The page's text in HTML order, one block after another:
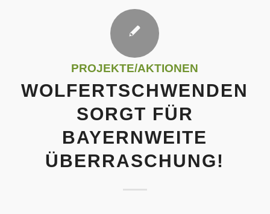
PROJEKTE/AKTIONEN
WOLFERTSCHWENDEN
SORGT FÜR
BAYERNWEITE
ÜBERRASCHUNG!